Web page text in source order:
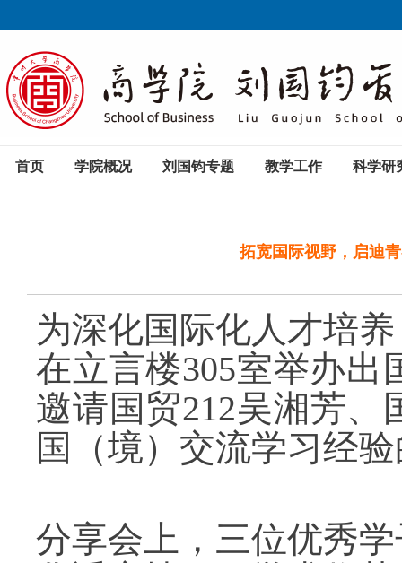
首页 学院概况 刘国钧专题 教学工作 科学研
拓宽国际视野，启迪
为深化国际化人才培
在立言楼305室举办出
邀请国贸212吴湘芳、
国（境）交流学习经
分享会上，三位优秀